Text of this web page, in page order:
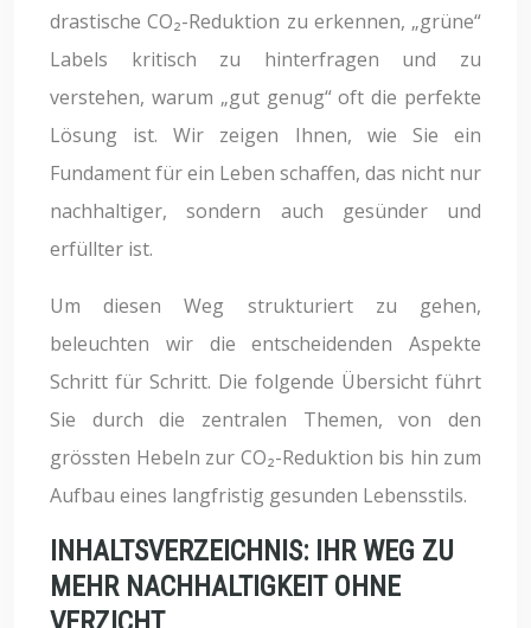
drastische CO₂-Reduktion zu erkennen, „grüne“
Labels kritisch zu hinterfragen und zu
verstehen, warum „gut genug“ oft die perfekte
Lösung ist. Wir zeigen Ihnen, wie Sie ein
Fundament für ein Leben schaffen, das nicht nur
nachhaltiger, sondern auch gesünder und
erfüllter ist.
Um diesen Weg strukturiert zu gehen,
beleuchten wir die entscheidenden Aspekte
Schritt für Schritt. Die folgende Übersicht führt
Sie durch die zentralen Themen, von den
grössten Hebeln zur CO₂-Reduktion bis hin zum
Aufbau eines langfristig gesunden Lebensstils.
INHALTSVERZEICHNIS: IHR WEG ZU
MEHR NACHHALTIGKEIT OHNE